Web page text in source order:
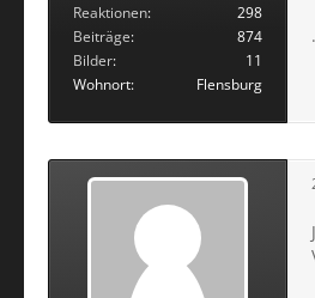
Reaktionen
298
Beiträge
874
Bilder
11
Wohnort
Flensburg